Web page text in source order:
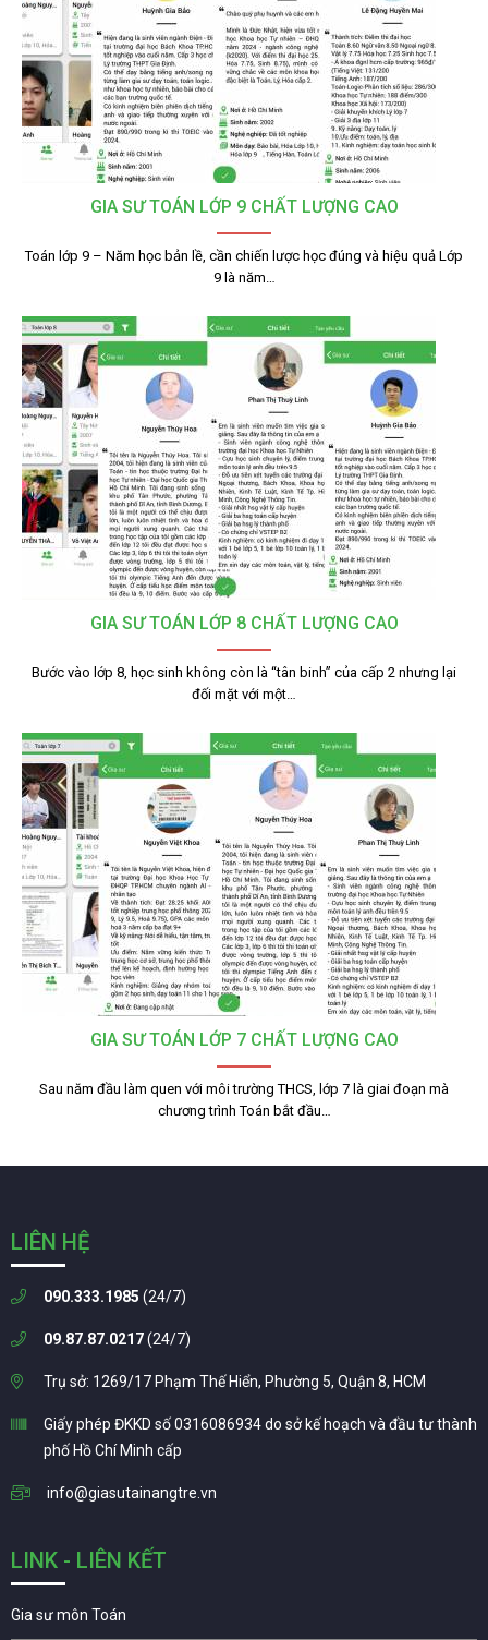
GIA SƯ TOÁN LỚP 9 CHẤT LƯỢNG CAO
Toán lớp 9 – Năm học bản lề, cần chiến lược học đúng và hiệu quả Lớp
9 là năm…
GIA SƯ TOÁN LỚP 8 CHẤT LƯỢNG CAO
Bước vào lớp 8, học sinh không còn là “tân binh” của cấp 2 nhưng lại
đối mặt với một…
GIA SƯ TOÁN LỚP 7 CHẤT LƯỢNG CAO
Sau năm đầu làm quen với môi trường THCS, lớp 7 là giai đoạn mà
chương trình Toán bắt đầu…
LIÊN HỆ
090.333.1985 (24/7)
09.87.87.0217(24/7)
Trụ sở: 1269/17 Phạm Thế Hiển, Phường 5, Quận 8, HCM
Giấy phép ĐKKD số 0316086934 do sở kế hoạch và đầu tư thành
phố Hồ Chí Minh cấp
info@giasutainangtre.vn
LINK - LIÊN KẾT
Gia sư môn Toán